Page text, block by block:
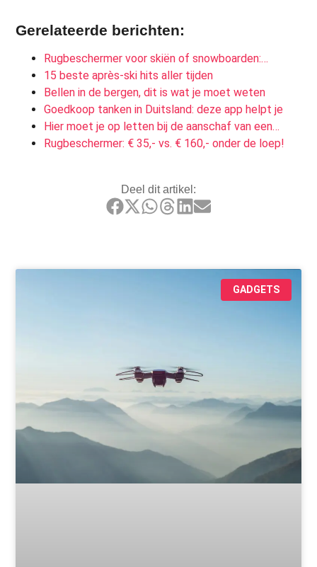
Gerelateerde berichten:
Rugbeschermer voor skiën of snowboarden:…
15 beste après-ski hits aller tijden
Bellen in de bergen, dit is wat je moet weten
Goedkoop tanken in Duitsland: deze app helpt je
Hier moet je op letten bij de aanschaf van een…
Rugbeschermer: € 35,- vs. € 160,- onder de loep!
Deel dit artikel:
GADGETS